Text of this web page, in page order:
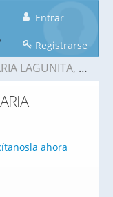
Entrar
Registrarse
LAGUNITA, S L
ahora